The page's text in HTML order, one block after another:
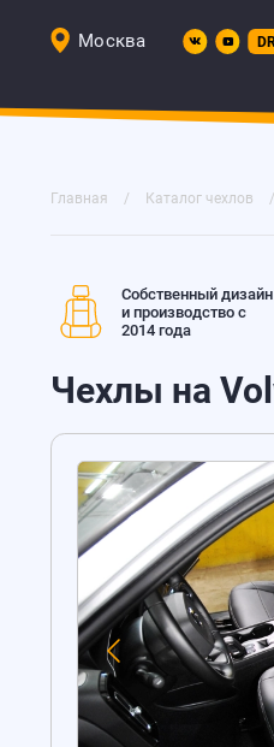
Москва
Главная Каталог чехлов
Собственный дизайн
и производство с
2014 года
Чехлы на